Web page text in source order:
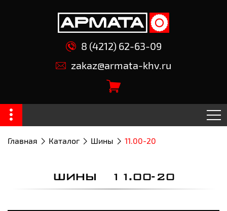
8 (4212) 62-63-09
zakaz@armata-khv.ru
Главная Каталог Шины 11.00-20
ШИНЫ 11.00-20